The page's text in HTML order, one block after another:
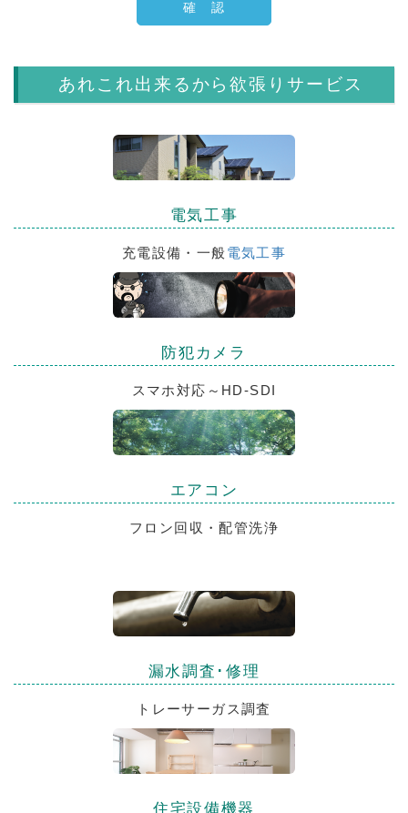
あれこれ出来るから欲張りサービス
電気工事
充電設備・一般電気工事
防犯カメラ
スマホ対応～HD-SDI
エアコン
フロン回収・配管洗浄
漏水調査･修理
トレーサーガス調査
住宅設備機器